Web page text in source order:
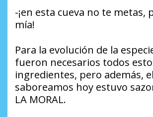
-¡en esta cueva no te metas,
mía!
Para la evolución de la
fueron necesarios todos
ingredientes, pero además,
saboreamos hoy estuvo
LA MORAL.